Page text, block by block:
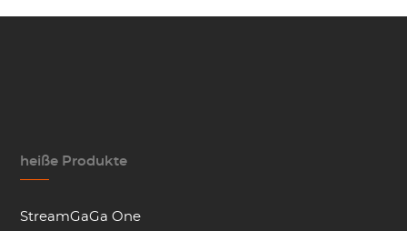
heiße Produkte
StreamGaGa One